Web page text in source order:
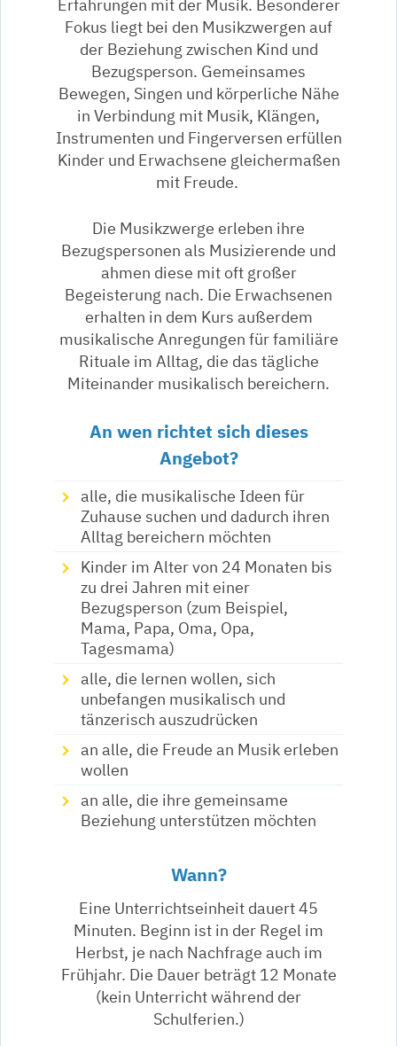
Erfahrungen mit der Musik. Besonderer
Fokus liegt bei den Musikzwergen auf
der Beziehung zwischen Kind und
Bezugsperson. Gemeinsames
Bewegen, Singen und körperliche Nähe
in Verbindung mit Musik, Klängen,
Instrumenten und Fingerversen erfüllen
Kinder und Erwachsene gleichermaßen
mit Freude.
Die Musikzwerge erleben ihre
Bezugspersonen als Musizierende und
ahmen diese mit oft großer
Begeisterung nach. Die Erwachsenen
erhalten in dem Kurs außerdem
musikalische Anregungen für familiäre
Rituale im Alltag, die das tägliche
Miteinander musikalisch bereichern.
An wen richtet sich dieses
Angebot?
alle, die musikalische Ideen für
Zuhause suchen und dadurch ihren
Alltag bereichern möchten
Kinder im Alter von 24 Monaten bis
zu drei Jahren mit einer
Bezugsperson (zum Beispiel,
Mama, Papa, Oma, Opa,
Tagesmama)
alle, die lernen wollen, sich
unbefangen musikalisch und
tänzerisch auszudrücken
an alle, die Freude an Musik erleben
wollen
an alle, die ihre gemeinsame
Beziehung unterstützen möchten
Wann?
Eine Unterrichtseinheit dauert 45
Minuten. Beginn ist in der Regel im
Herbst, je nach Nachfrage auch im
Frühjahr. Die Dauer beträgt 12 Monate
(kein Unterricht während der
Schulferien.)